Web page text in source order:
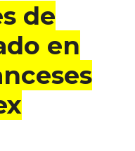
de
en